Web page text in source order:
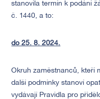
stanovila termín k podání
č. 1440, a to:
do 25. 8. 2024.
Okruh zaměstnanců, kteří
další podmínky stanoví
vydávají Pravidla pro